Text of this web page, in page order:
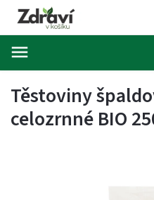
Těstoviny
celozrnné BIO